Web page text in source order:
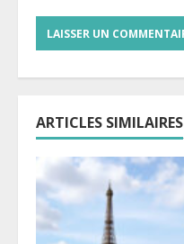
ARTICLES SIMILAIRES